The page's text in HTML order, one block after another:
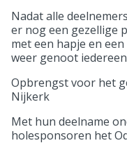
Nadat alle
er nog een gezellige
met een hapje en
weer genoot
Opbrengst voor het
Nijkerk
Met hun deelname
holesponsoren het